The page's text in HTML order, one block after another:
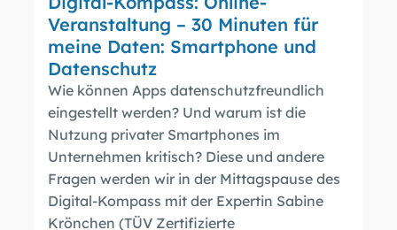
Veranstaltung – 30 Minuten für
meine Daten: Smartphone und
Datenschutz
Wie können Apps datenschutzfreundlich
eingestellt werden? Und warum ist die
Nutzung privater Smartphones im
Unternehmen kritisch? Diese und andere
Fragen werden wir in der Mittagspause des
Digital-Kompass mit der Expertin Sabine
Krönchen (TÜV Zertifizierte